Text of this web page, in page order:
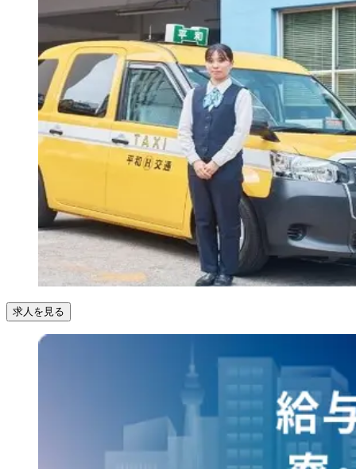
求人を見る